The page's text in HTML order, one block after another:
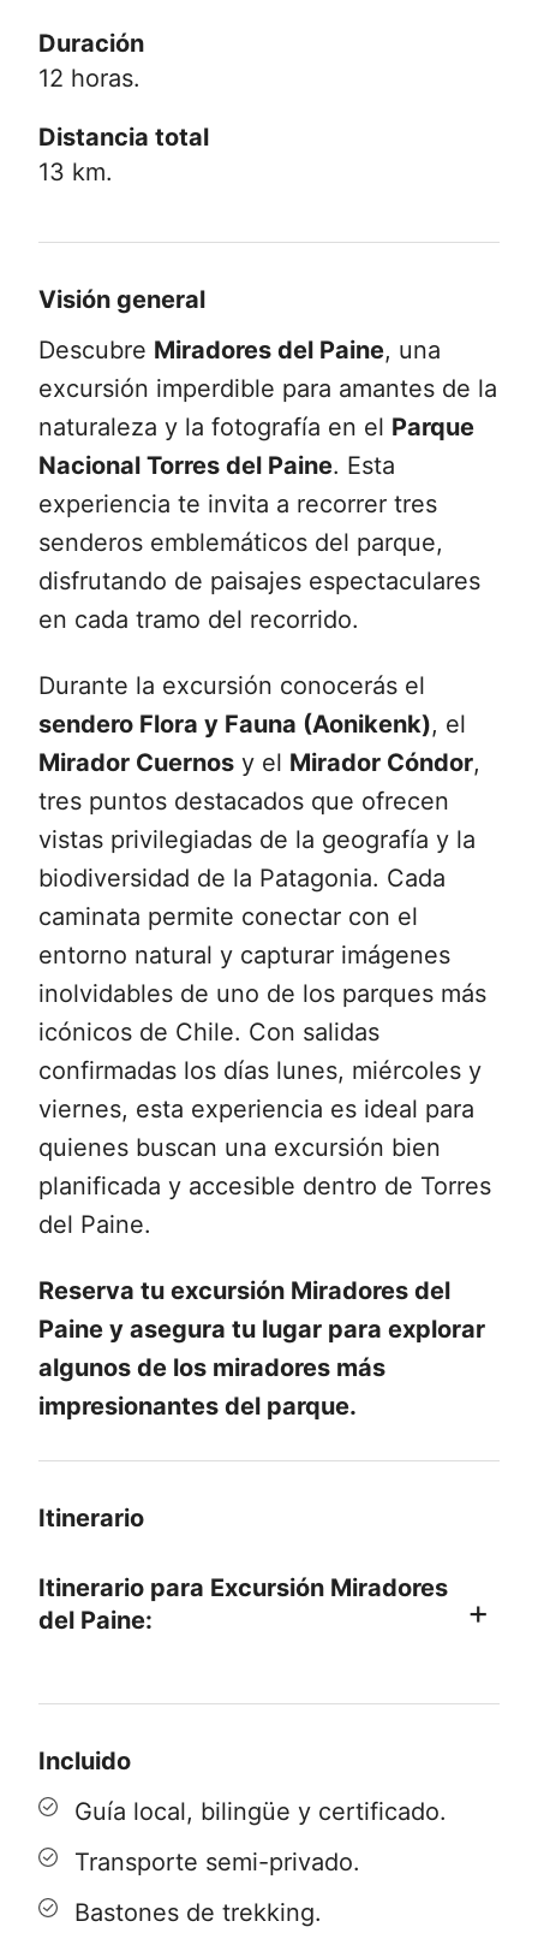
Duración
12 horas.
Distancia total
13 km.
Visión general
Descubre Miradores del Paine, una
excursión imperdible para amantes de la
naturaleza y la fotografía en el Parque
Nacional Torres del Paine. Esta
experiencia te invita a recorrer tres
senderos emblemáticos del parque,
disfrutando de paisajes espectaculares
en cada tramo del recorrido.
Durante la excursión conocerás el
sendero Flora y Fauna (Aonikenk), el
Mirador Cuernos y el Mirador Cóndor,
tres puntos destacados que ofrecen
vistas privilegiadas de la geografía y la
biodiversidad de la Patagonia. Cada
caminata permite conectar con el
entorno natural y capturar imágenes
inolvidables de uno de los parques más
icónicos de Chile. Con salidas
confirmadas los días lunes, miércoles y
viernes, esta experiencia es ideal para
quienes buscan una excursión bien
planificada y accesible dentro de Torres
del Paine.
Reserva tu excursión Miradores del
Paine y asegura tu lugar para explorar
algunos de los miradores más
impresionantes del parque.
Itinerario
Itinerario para Excursión Miradores
del Paine:
con dirección al Parque Nacional Torres
del Paine.
09:00 - 11:00 hrs: Inicio de la actividad
desde Portería Lago Sarmiento hasta
Incluido
Guía local, bilingüe y certificado.
Transporte semi-privado.
Bastones de trekking.